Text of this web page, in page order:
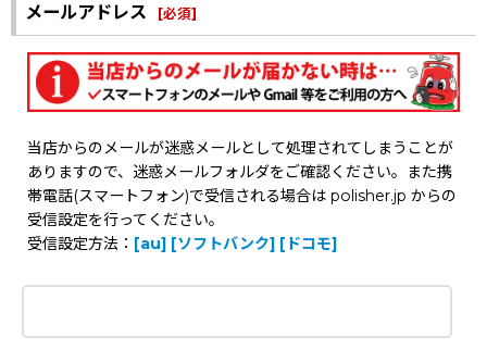
メールアドレス [必須]
当店からのメールが迷惑メールとして処理されてしまうことが
ありますので、迷惑メールフォルダをご確認ください。また携
帯電話(スマートフォン)で受信される場合は polisher.jp からの
受信設定を行ってください。
受信設定方法： [au] [ソフトバンク] [ドコモ]